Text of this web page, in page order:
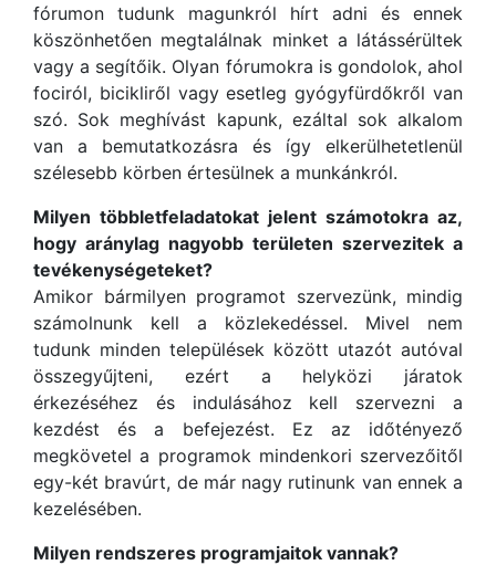
fórumon tudunk magunkról hírt adni és ennek
köszönhetően megtalálnak minket a látássérültek
vagy a segítőik. Olyan fórumokra is gondolok, ahol
fociról, bicikliről vagy esetleg gyógyfürdőkről van
szó. Sok meghívást kapunk, ezáltal sok alkalom
van a bemutatkozásra és így elkerülhetetlenül
szélesebb körben értesülnek a munkánkról.
Milyen többletfeladatokat jelent számotokra az,
hogy aránylag nagyobb területen szervezitek a
tevékenységeteket?
Amikor bármilyen programot szervezünk, mindig
számolnunk kell a közlekedéssel. Mivel nem
tudunk minden települések között utazót autóval
összegyűjteni, ezért a helyközi járatok
érkezéséhez és indulásához kell szervezni a
kezdést és a befejezést. Ez az időtényező
megkövetel a programok mindenkori szervezőitől
egy-két bravúrt, de már nagy rutinunk van ennek a
kezelésében.
Milyen rendszeres programjaitok vannak?